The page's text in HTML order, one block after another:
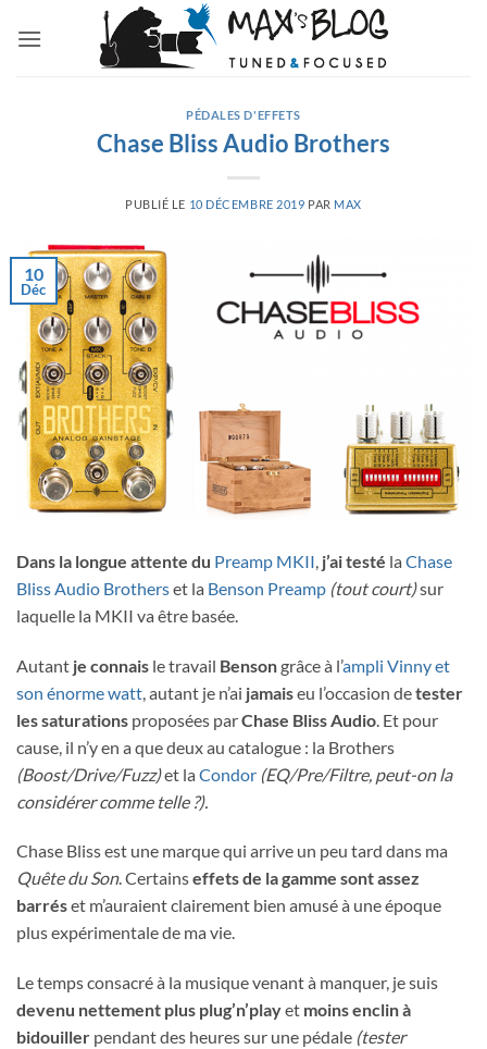
PÉDALES D'EFFETS
Chase Bliss Audio Brothers
PUBLIÉ LE 10 DÉCEMBRE 2019 PAR MAX
10
Déc
Dans la longue attente du Preamp MKII, j’ai testé la Chase
Bliss Audio Brotherset la Benson Preamp (tout court)sur
laquelle la MKII va être basée.
Autant je connais le travail Bensongrâce à l’ampli Vinny et
son énorme watt , autant je n’ai jamaiseu l’occasion detester
les saturations proposées parChase Bliss Audio . Et pour
cause, il n’y en a que deux au catalogue : la Brothers
(Boost/Drive/Fuzz)et la Condor (EQ/Pre/Filtre, peut-on la
considérer comme telle ?).
Chase Bliss est une marque qui arrive un peu tard dans ma
Quête du Son. Certainseffets de la gamme sont assez
barréset m’auraient clairement bien amusé à une époque
plus expérimentale de ma vie.
Le temps consacré à la musique venant à manquer, je suis
devenu nettement plus plug’n’playet moins enclin à
bidouiller pendant des heures sur une pédale (tester